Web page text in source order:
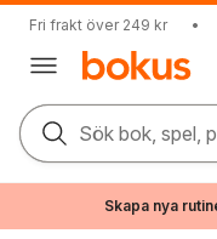
Fri frakt över 249 kr •
Sök bok, spel,
Skapa nya